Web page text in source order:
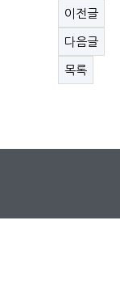
이전글
다음글
목록